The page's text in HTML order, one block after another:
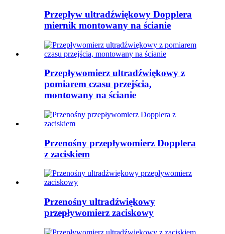
Przepływ ultradźwiękowy Dopplera
miernik montowany na ścianie
Przepływomierz ultradźwiękowy z
pomiarem czasu przejścia,
montowany na ścianie
Przenośny przepływomierz Dopplera
z zaciskiem
Przenośny ultradźwiękowy
przepływomierz zaciskowy